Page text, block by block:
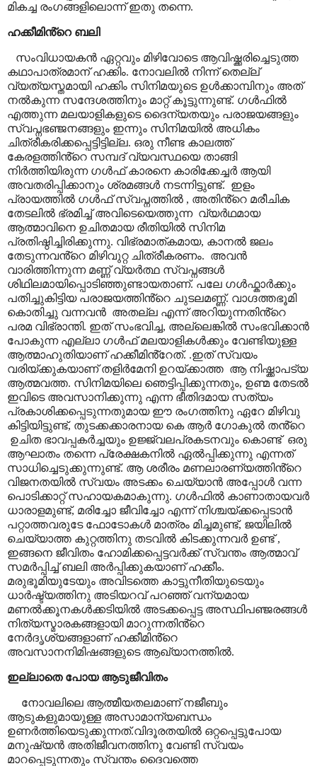
മികച്ച രംഗങ്ങളിലൊന്ന് ഇതു തന്നെ.
ഹക്കീമിൻ്റെ ബലി
സംവിധായകൻ ഏറ്റവും മിഴിവോടെ ആവിഷ്ക്കരിച്ചെടുത്ത
കഥാപാത്രമാന് ഹക്കിം. നോവലിൽ നിന്ന് തെല്ല്
വ്യത്യസ്തമായി ഹക്കിം സിനിമയുടെ ഉൾക്കാമ്പിനും അത്
നൽകുന്ന സന്ദേശത്തിനും മാറ്റ് കൂട്ടുന്നുണ്ട്. ഗൾഫിൽ
എത്തുന്ന മലയാളികളുടെ ദൈന്യതയും പരാജയങ്ങളും
സ്വപ്നഭഞ്ജനങ്ങളും ഇന്നും സിനിമയിൽ അധികം
ചിത്രീകരിക്കപ്പെട്ടിട്ടില്ല. ഒരു നീണ്ട കാലത്ത്
കേരളത്തിൻ്റെ സമ്പദ് വ്യവസ്ഥയെ താങ്ങി
നിർത്തിയിരുന്ന ഗൾഫ് കാരനെ കാരിക്കേച്ചർ ആയി
അവതരിപ്പിക്കാനും ശ്രമങ്ങൾ നടന്നിട്ടുണ്ട്. ഇളം
പ്രായത്തിൽ ഗൾഫ് സ്വപ്നത്തിൽ , അതിൻ്റെ മരീചിക
തേടലിൽ ഭ്രമിച്ച് അവിടെയെത്തുന്ന വ്യർഥമായ
ആത്മാവിനെ ഉചിതമായ രീതിയിൽ സിനിമ
പ്രതിഷ്ഠിച്ചിരിക്കുന്നു. വിഭ്രമാത്കമായ, കാനൽ ജലം
തേടുന്നവൻ്റെ മിഴിവുറ്റ ചിത്രീകരണം. അവൻ
വാരിത്തിന്നുന്ന മണ്ണ് വ്യർത്ഥ സ്വപ്നങ്ങൾ
ശിഥിലമായിപ്പൊടിഞ്ഞുണ്ടായതാണ്. പലേ ഗൾഫ്കാർക്കും
പതിച്ചുകിട്ടിയ പരാജയത്തിൻ്റെ ചുടലമണ്ണ്. വാഗ്ദത്തഭൂമി
കൊതിച്ചു വന്നവൻ അതല്ല എന്ന് അറിയുന്നതിൻ്റെ
പരമ വിഭ്രാന്തി. ഇത് സംഭവിച്ച, അല്ലെങ്കിൽ സംഭവിക്കാൻ
പോകുന്ന എല്ലാ ഗൾഫ് മലയാളികൾക്കും വേണ്ടിയുള്ള
ആത്മാഹുതിയാണ് ഹക്കീമിൻ്റേത്. .ഇത് സ്വയം
വരിയ്ക്കുകയാണ് തളിർമേനി ഉറയ്ക്കാത്ത ആ നിഷ്ക്കാപട്യ
ആത്മവത്ത. സിനിമയിലെ ഞെട്ടിപ്പിക്കുന്നതും, ഉണ്മ തേടൽ
ഇവിടെ അവസാനിക്കുന്നു എന്ന ഭീതിദമായ സത്യം
പ്രകാശിക്കപ്പെടുന്നതുമായ ഈ രംഗത്തിനു ഏറേ മിഴിവു
കിട്ടിയിട്ടുണ്ട്, തുടക്കക്കാരനായ കെ ആർ ഗോകുൽ തൻ്റെ
ഉചിത ഭാവപ്പകർച്ചയും ഉജ്ജ്വലപ്രകടനവും കൊണ്ട് ഒരു
ആഘാതം തന്നെ പ്രേക്ഷകനിൽ ഏൽപ്പിക്കുന്നു എന്നത്
സാധിച്ചെടുക്കുന്നുണ്ട്. ആ ശരീരം മണലാരണ്യത്തിൻ്റെ
വിജനതയിൽ സ്വയം അടക്കം ചെയ്യാൻ അപ്പോൾ വന്ന
പൊടിക്കാറ്റ് സഹായകമാകുന്നു. ഗൾഫിൽ കാണാതായവർ
ധാരാളമുണ്ട്, മരിച്ചോ ജീവിച്ചോ എന്ന് നിശ്ചയ്ക്കപ്പെടാൻ
പറ്റാത്തവരുടേ ഫോടോകൾ മാത്രം മിച്ചമുണ്ട്, ജയിലിൽ
ചെയ്യാത്ത കുറ്റത്തിനു തടവിൽ കിടക്കുന്നവർ ഉണ്ട്,
ഇങ്ങനെ ജീവിതം ഹോമിക്കപ്പെട്ടവർക്ക് സ്വന്തം ആത്മാവ്
സമർപ്പിച്ച് ബലി അർപ്പിക്കുകയാണ് ഹക്കീം.
മരുഭൂമിയുടേയും അവിടത്തെ കാട്ടുനീതിയുടെയും
ധാർഷ്ട്യത്തിനു അടിയറവ് പറഞ്ഞ് വന്യമായ
മണൽക്കൂനകൾക്കടിയിൽ അടക്കപ്പെട്ട അസ്ഥിപഞ്ജരങ്ങൾ
നിത്യസ്മാരകങ്ങളായി മാറുന്നതിൻ്റെ
നേർദൃശ്യങ്ങളാണ് ഹക്കീമിൻ്റെ
അവസാനനിമിഷങ്ങളുടെ ആഖ്യാനത്തിൽ.
ഇല്ലാതെ പോയ ആടുജീവിതം
നോവലിലെ ആത്മീയതലമാണ് നജീബും
ആടുകളുമായുള്ള അസാമാന്യബന്ധം
ഉണർത്തിയെടുക്കുന്നത്.വിദൂരതയിൽ ഒറ്റപ്പെട്ടുപോയ
മനുഷ്യൻ അതിജീവനത്തിനു വേണ്ടി സ്വയം
മാറപ്പെടുന്നതും സ്വന്തം ദൈവത്തെ